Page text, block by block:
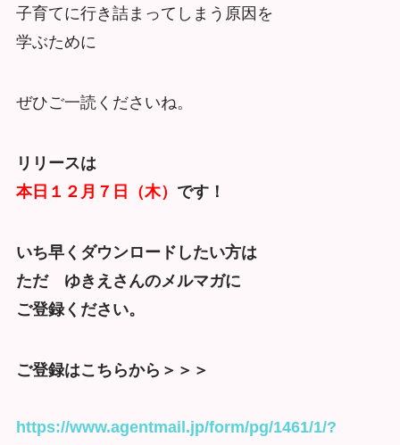
子育てに行き詰まってしまう原因を
学ぶために
ぜひご一読くださいね。
リリースは
本日１２月７日（木） です！
いち早くダウンロードしたい方は
ただ ゆきえさんのメルマガに
ご登録ください。
ご登録はこちらから＞＞＞
https://www.agentmail.jp/form/pg/1461/1/?